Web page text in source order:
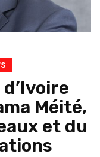
Méité,
et du